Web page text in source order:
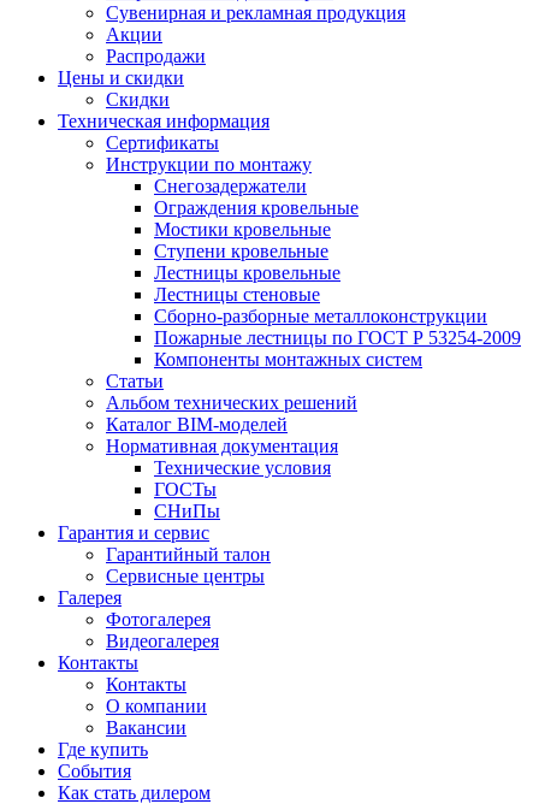
Сувенирная и рекламная продукция
Акции
Распродажи
Цены и скидки
Скидки
Техническая информация
Сертификаты
Инструкции по монтажу
Снегозадержатели
Ограждения кровельные
Мостики кровельные
Ступени кровельные
Лестницы кровельные
Лестницы стеновые
Сборно-разборные металлоконструкции
Пожарные лестницы по ГОСТ Р 53254-2009
Компоненты монтажных систем
Статьи
Альбом технических решений
Каталог BIM-моделей
Нормативная документация
Технические условия
ГОСТы
СНиПы
Гарантия и сервис
Гарантийный талон
Сервисные центры
Галерея
Фотогалерея
Видеогалерея
Контакты
Контакты
О компании
Вакансии
Где купить
События
Как стать дилером